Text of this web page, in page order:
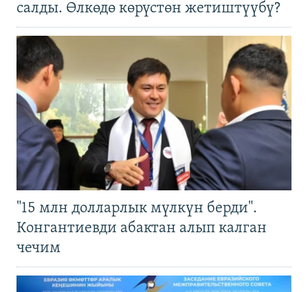
салды. Өлкөдө көрүстөн жетиштүүбү?
"15 млн долларлык мүлкүн берди".
Конгантиевди абактан алып калган
чечим